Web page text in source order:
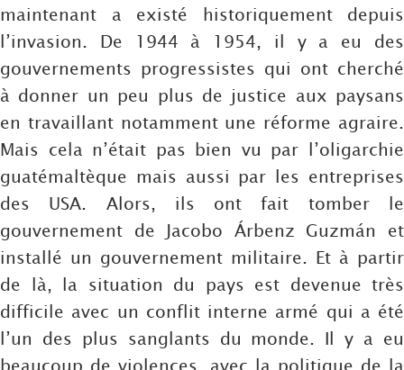
maintenant a existé historiquement depuis
l’invasion. De 1944 à 1954, il y a eu des
gouvernements progressistes qui ont cherché
à donner un peu plus de justice aux paysans
en travaillant notamment une réforme agraire.
Mais cela n’était pas bien vu par l’oligarchie
guatémaltèque mais aussi par les entreprises
des USA. Alors, ils ont fait tomber le
gouvernement de Jacobo Árbenz Guzmán et
installé un gouvernement militaire. Et à partir
de là, la situation du pays est devenue très
difficile avec un conflit interne armé qui a été
l’un des plus sanglants du monde. Il y a eu
beaucoup de violences, avec la politique de la